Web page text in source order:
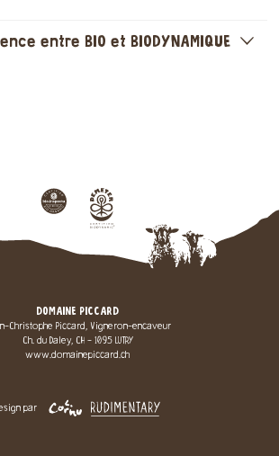
entre BIO et BIODYNAMIQUE
]
DOMAINE PICCARD
Christophe Piccard, Vigneron-encaveur
Ch. du Daley, CH - 1095 LUTRY
www.domainepiccard.ch
par